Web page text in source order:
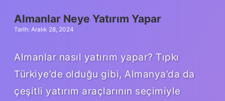
Almanlar Neye Yatırım Yapar
Tarih: Aralık 28, 2024
Almanlar nasıl yatırım yapar? Tıpkı
Türkiye’de olduğu gibi, Almanya’da da
çeşitli yatırım araçlarının seçimiyle